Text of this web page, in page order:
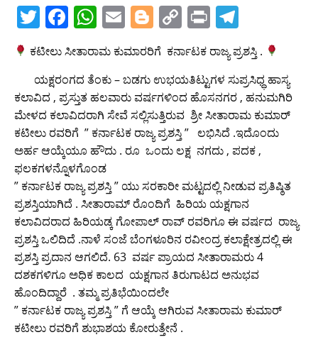
T
w
itt
er
F
a
c
e
b
o
o
k
W
h
at
s
A
p
p
E
m
ai
l
Bl
o
g
g
er
C
o
p
y
Li
n
k
Pr
t
el
e
gr
a
m
ಕಟೀಲು ಸೀತಾರಾಮ ಕುಮಾರರಿಗೆ ಕರ್ನಾಟಕ ರಾಜ್ಯ ಪ್ರಶಸ್ತಿ .
ಯಕ್ಷರಂಗದ ತೆಂಕು – ಬಡಗು ಉಭಯತಿಟ್ಟುಗಳ ಸುಪ್ರಸಿಧ್ಧ ಹಾಸ್ಯ
ಕಲಾವಿದ , ಪ್ರಸ್ತುತ ಹಲವಾರು ವರ್ಷಗಳಿಂದ ಹೊಸನಗರ , ಹನುಮಗಿರಿ
ಮೇಳದ ಕಲಾವಿದರಾಗಿ ಸೇವೆ ಸಲ್ಲಿಸುತ್ತಿರುವ ಶ್ರೀ ಸೀತಾರಾಮ ಕುಮಾರ್
ಕಟೀಲು ರವರಿಗೆ ” ಕರ್ನಾಟಕ ರಾಜ್ಯ ಪ್ರಶಸ್ತಿ ” ಲಭಿಸಿದೆ .ಇದೊಂದು
ಅರ್ಹ ಆಯ್ಕೆಯೂ ಹೌದು . ರೂ ಒಂದು ಲಕ್ಷ ನಗದು , ಪದಕ ,
ಫಲಕಗಳನ್ನೊಳಗೊಂಡ
” ಕರ್ನಾಟಕ ರಾಜ್ಯ ಪ್ರಶಸ್ತಿ ” ಯು ಸರಕಾರೀ ಮಟ್ಟದಲ್ಲಿ ನೀಡುವ ಪ್ರತಿಷ್ಠಿತ
ಪ್ರಶಸ್ತಿಯಾಗಿದೆ . ಸೀತಾರಾಮ್ ರೊಂದಿಗೆ ಹಿರಿಯ ಯಕ್ಷಗಾನ
ಕಲಾವಿದರಾದ ಹಿರಿಯಡ್ಕ ಗೋಪಾಲ್ ರಾವ್ ರವರಿಗೂ ಈ ವರ್ಷದ ರಾಜ್ಯ
ಪ್ರಶಸ್ತಿ ಒಲಿದಿದೆ .ನಾಳೆ ಸಂಜೆ ಬೆಂಗಳೂರಿನ ರವೀಂದ್ರ ಕಲಾಕ್ಷೇತ್ರದಲ್ಲಿ ಈ
ಪ್ರಶಸ್ತಿ ಪ್ರದಾನ ಆಗಲಿದೆ‌. 63 ವರ್ಷ ಪ್ರಾಯದ ಸೀತಾರಾಮರು 4
ದಶಕಗಳಿಗೂ ಅಧಿಕ ಕಾಲದ ಯಕ್ಷಗಾನ ತಿರುಗಾಟದ ಅನುಭವ
ಹೊಂದಿದ್ದಾರೆ . ತಮ್ಮ ಪ್ರತಿಭೆಯಿಂದಲೇ
” ಕರ್ನಾಟಕ ರಾಜ್ಯ ಪ್ರಶಸ್ತಿ ” ಗೆ ಆಯ್ಕೆ ಆಗಿರುವ ಸೀತಾರಾಮ ಕುಮಾರ್
ಕಟೀಲು ರವರಿಗೆ ಶುಭಾಶಯ ಕೋರುತ್ತೇನೆ .